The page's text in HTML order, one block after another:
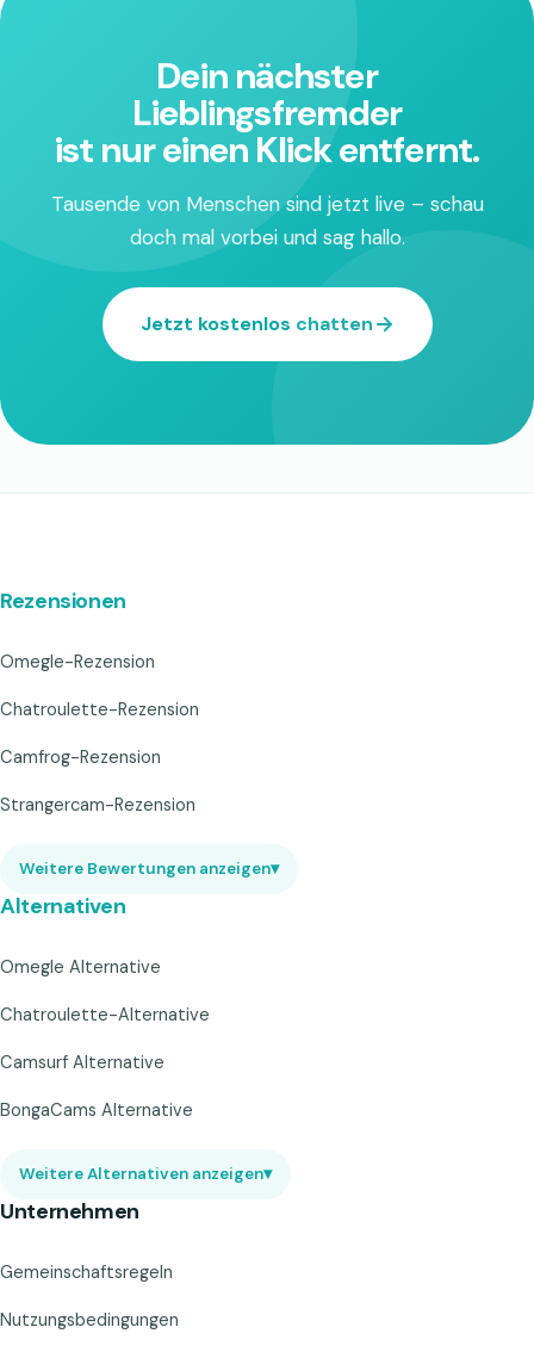
Dein nächster
Lieblingsfremder
ist nur einen Klick entfernt.
Tausende von Menschen sind jetzt live – schau
doch mal vorbei und sag hallo.
Jetzt kostenlos chatten
Rezensionen
Omegle-Rezension
Chatroulette-Rezension
Camfrog-Rezension
Strangercam-Rezension
Weitere Bewertungen anzeigen▾
Alternativen
Omegle Alternative
Chatroulette-Alternative
Camsurf Alternative
BongaCams Alternative
Weitere Alternativen anzeigen▾
Unternehmen
Gemeinschaftsregeln
Nutzungsbedingungen